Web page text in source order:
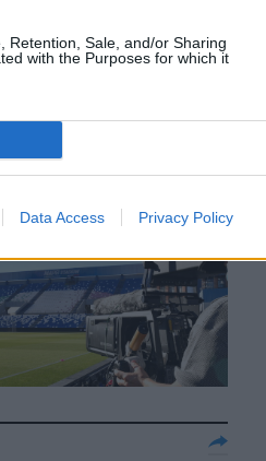
Retention, Sale, and/or Sharing
with the Purposes for which it
Data Access Privacy Policy